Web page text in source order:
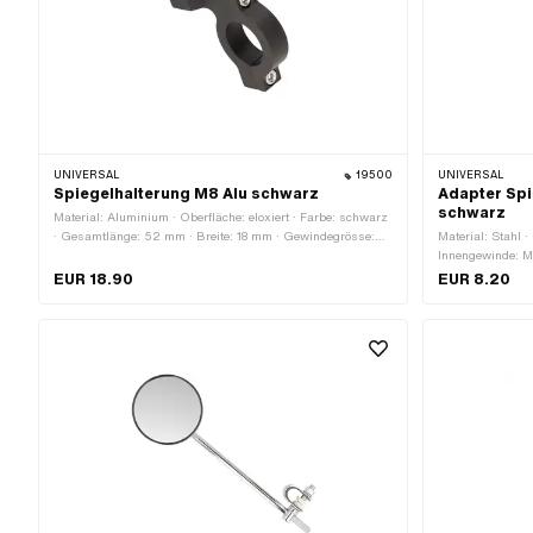
UNIVERSAL 19500
Spiegelhalterung M8 Alu schwarz
Material: Aluminium · Oberfläche: eloxiert · Farbe: schwarz
· Gesamtlänge: 52 mm · Breite: 18 mm · Gewindegrösse:
EUR 18.90
UNIVERSAL
Adapter
schwarz
Material: Stahl ·
Innengewinde:
Aussengewinde:
EUR 8.20